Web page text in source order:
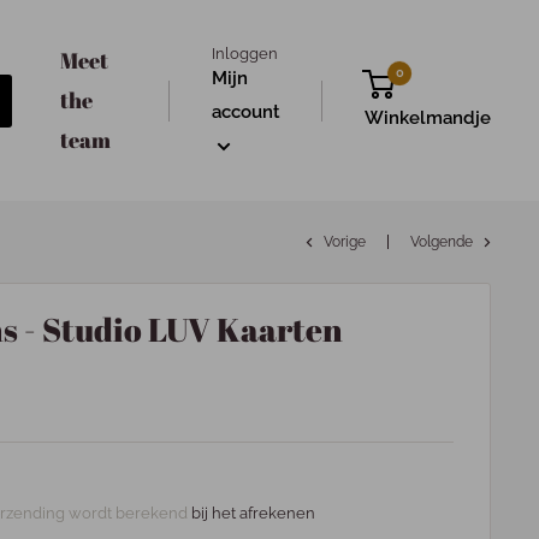
Meet
the
team
Inloggen
Mijn
account
0
Winkelmandje
Vorige Volgende
- Studio LUV Kaarten
wordt berekend bij het afrekenen